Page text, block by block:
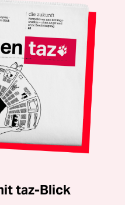
taz-Blick